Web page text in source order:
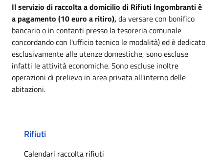
Il servizio di raccolta a domicilio di Rifiuti Ingombranti è
a pagamento (10 euro a ritiro),da versare con bonifico
bancario o in contanti presso la tesoreria comunale
concordando con l'ufficio tecnico le modalità) ed è dedicato
esclusivamente alle utenze domestiche, sono escluse
infatti le attività economiche. Sono escluse inoltre
operazioni di prelievo in area privata all'interno delle
abitazioni.
Rifiuti
Calendari raccolta rifiuti